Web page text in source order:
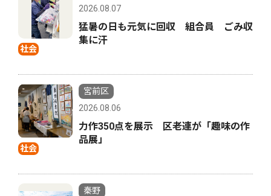
社会
2026.08.07
猛暑の日も元気に回収 組合員 ごみ収
集に汗
社会
宮前区
2026.08.06
力作350点を展示 区老連が「趣味の作
品展」
秦野